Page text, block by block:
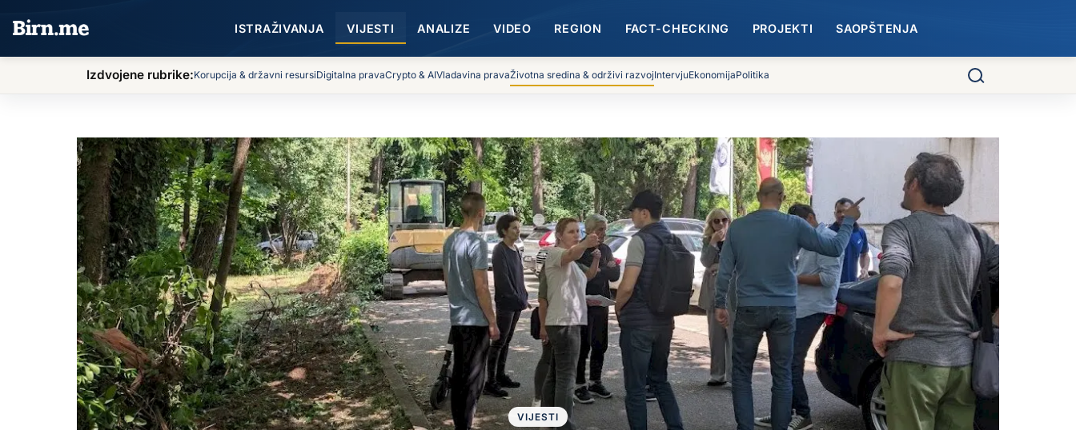
ISTRAŽIVANJA VIJESTI ANALIZE VIDEO REGION FACT-CHECKING PROJEKTI SAOPŠTENJA
Izdvojene rubrike:Korupcija & državni resursiDigitalna pravaCrypto & AIVladavina pravaŽivotna sredina & održivi razvojIntervjuEkonomijaPolitika
Pretraga
Mještani blokirali radove u centru Podgorice
VIJESTI